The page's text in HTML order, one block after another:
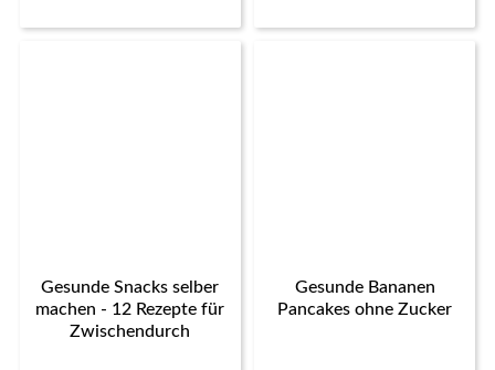
Gesunde Snacks selber
machen - 12 Rezepte für
Zwischendurch
Gesunde Bananen
Pancakes ohne Zucker